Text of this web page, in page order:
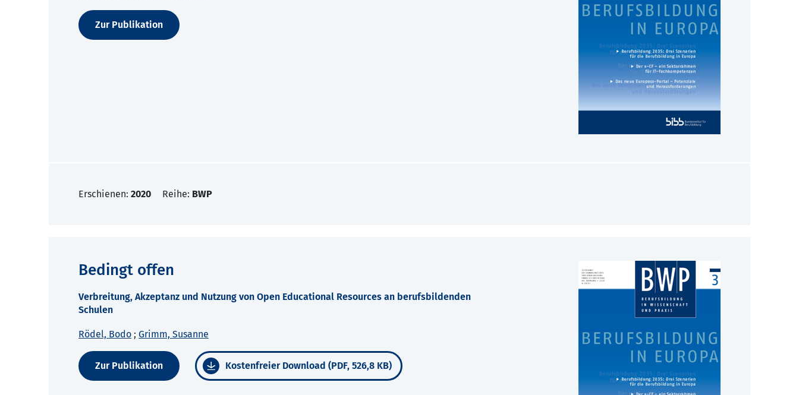
Zur Publikation
Erschienen: 2020 Reihe: BWP
Bedingt offen
Verbreitung, Akzeptanz und Nutzung von Open Educational Resources an berufsbildenden
Schulen
Rödel, Bodo ; Grimm, Susanne
Zur Publikation Kostenfreier Download (PDF, 526,8 KB)